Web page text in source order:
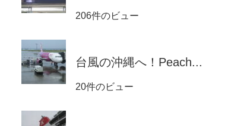
206件のビュー
台風の沖縄へ！Peach...
20件のビュー